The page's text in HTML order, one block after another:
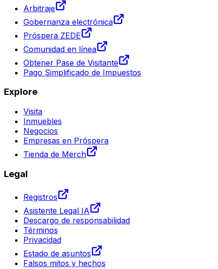
Arbitraje
Gobernanza electrónica
Próspera ZEDE
Comunidad en línea
Obtener Pase de Visitante
Pago Simplificado de Impuestos
Explore
Visita
Inmuebles
Negocios
Empresas en Próspera
Tienda de Merch
Legal
Registros
Asistente Legal IA
Descargo de responsabilidad
Términos
Privacidad
Estado de asuntos
Falsos mitos y hechos